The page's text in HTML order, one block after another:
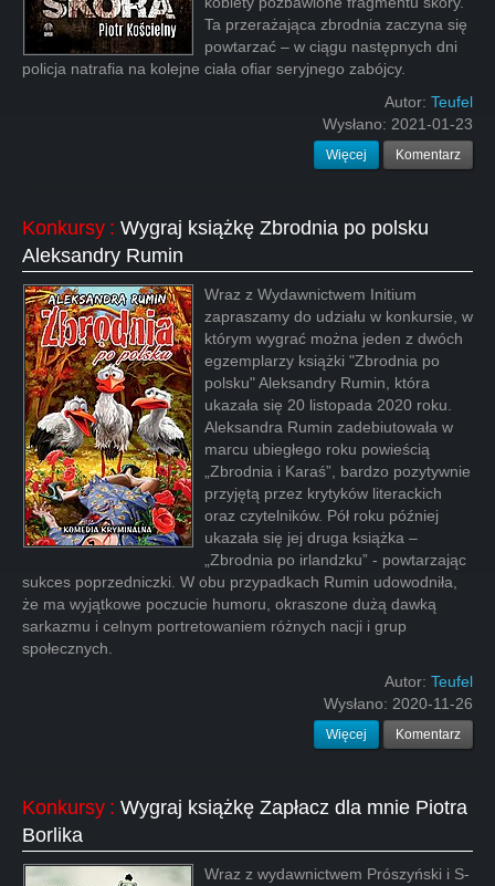
Ta przerażająca zbrodnia zaczyna się
powtarzać – w ciągu następnych dni
policja natrafia na kolejne ciała ofiar seryjnego zabójcy.
Autor: Teufel
Wysłano: 2021-01-23
Więcej Komentarz
Konkursy : Wygraj książkę Zbrodnia po polsku
Aleksandry Rumin
Wraz z Wydawnictwem Initium
zapraszamy do udziału w konkursie, w
którym wygrać można jeden z dwóch
egzemplarzy książki "Zbrodnia po
polsku" Aleksandry Rumin, która
ukazała się 20 listopada 2020 roku.
Aleksandra Rumin zadebiutowała w
marcu ubiegłego roku powieścią
„Zbrodnia i Karaś”, bardzo pozytywnie
przyjętą przez krytyków literackich
oraz czytelników. Pół roku później
ukazała się jej druga książka –
„Zbrodnia po irlandzku” - powtarzając
sukces poprzedniczki. W obu przypadkach Rumin udowodniła,
że ma wyjątkowe poczucie humoru, okraszone dużą dawką
sarkazmu i celnym portretowaniem różnych nacji i grup
społecznych.
Autor: Teufel
Wysłano: 2020-11-26
Więcej Komentarz
Konkursy : Wygraj książkę Zapłacz dla mnie Piotra
Borlika
Wraz z wydawnictwem Prószyński i S-